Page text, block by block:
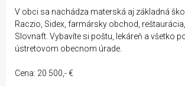
V obci sa nachádza materská aj základná
Raczio, Sidex, farmársky obchod,
Slovnaft. Vybavíte si poštu, lekáreň a všetko
ústretovom obecnom úrade.
Cena: 20 500,- €